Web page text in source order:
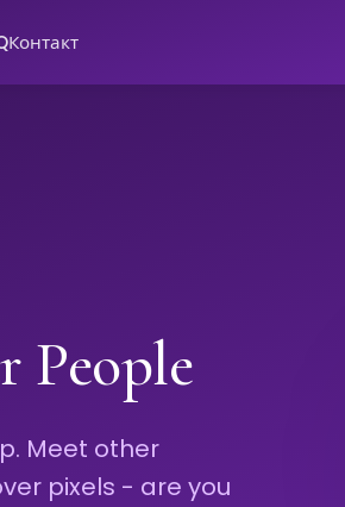
Контакт
People
Meet other
pixels - are you